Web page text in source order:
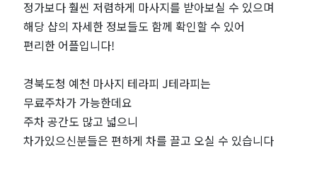
｜
근
처
인
기
정가보다 훨씬 저렴하게 마사지를 받아보실 수 있으며
해당 샵의 자세한 정보들도 함께 확인할 수 있어
편리한 어플입니다!
경북도청 예천 마사지 테라피 J테라피는
무료주차가 가능한데요
주차 공간도 많고 넓으니
차가있으신분들은 편하게 차를 끌고 오실 수 있습니다